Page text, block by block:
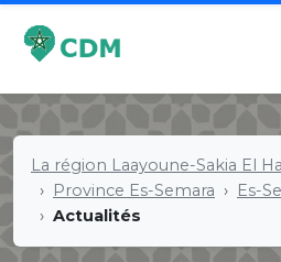
La région Laayoune-Sakia El
Province Es-Semara
Es-
Actualités